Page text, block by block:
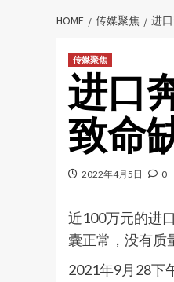
HOME 传媒聚焦 进
传媒聚焦
进口
致命
2022年4月5日 0
近100万元的进
囊正常，没有质
2021年9月28下